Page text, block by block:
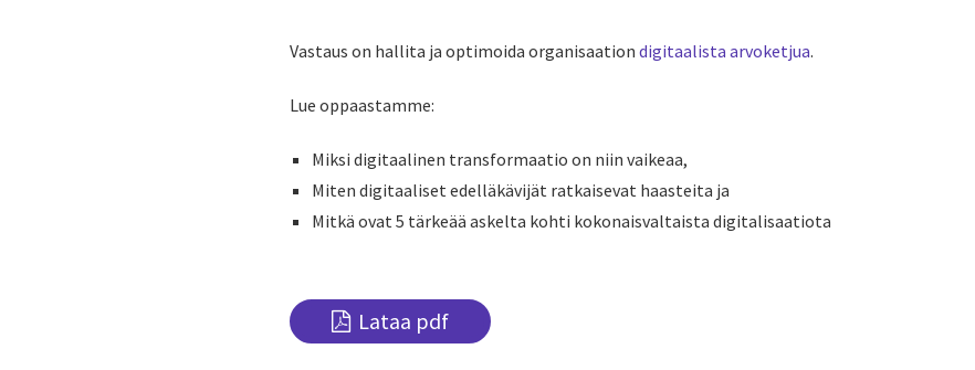
Vastaus on hallita ja optimoida organisaationdigitaalista arvoketjua.
Lue oppaastamme:
Miksi digitaalinen transformaatio on niin vaikeaa,
Miten digitaaliset edelläkävijät ratkaisevat haasteita ja
Mitkä ovat 5 tärkeää askelta kohti kokonaisvaltaista digitalisaatiota
Lataa pdf